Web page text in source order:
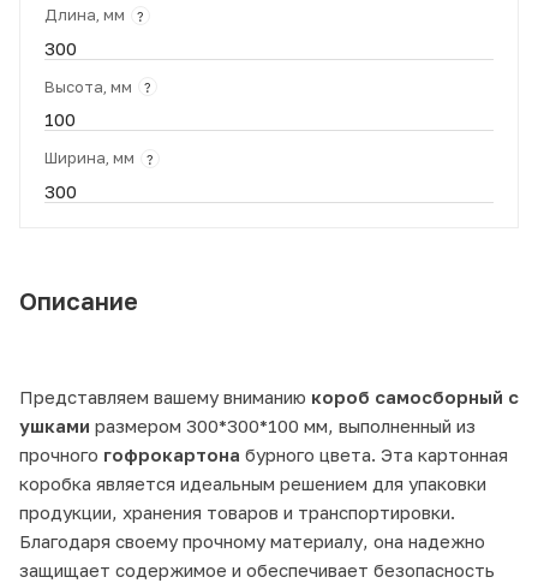
Длина, мм ?
300
Высота, мм ?
100
Ширина, мм ?
300
Описание
Представляем вашему вниманию короб самосборный с
ушками размером 300*300*100 мм, выполненный из
прочного гофрокартона бурного цвета. Эта картонная
коробка является идеальным решением для упаковки
продукции, хранения товаров и транспортировки.
Благодаря своему прочному материалу, она надежно
защищает содержимое и обеспечивает безопасность